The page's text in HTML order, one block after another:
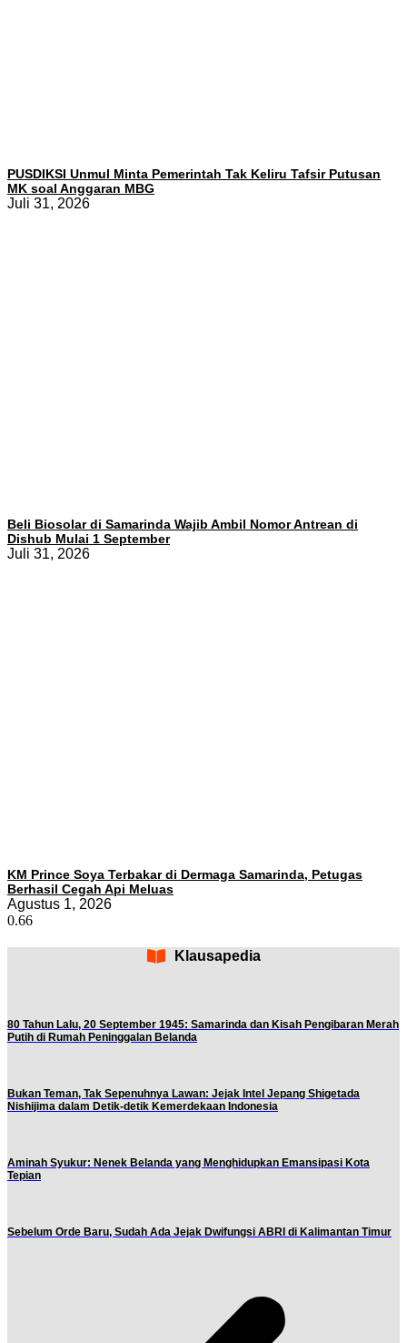
PUSDIKSI Unmul Minta Pemerintah Tak Keliru Tafsir Putusan
MK soal Anggaran MBG
Juli 31, 2026
Beli Biosolar di Samarinda Wajib Ambil Nomor Antrean di
Dishub Mulai 1 September
Juli 31, 2026
KM Prince Soya Terbakar di Dermaga Samarinda, Petugas
Berhasil Cegah Api Meluas
Agustus 1, 2026
Klausapedia
80 Tahun Lalu, 20 September 1945: Samarinda dan Kisah Pengibaran Merah
Putih di Rumah Peninggalan Belanda
Bukan Teman, Tak Sepenuhnya Lawan: Jejak Intel Jepang Shigetada
Nishijima dalam Detik-detik Kemerdekaan Indonesia
Aminah Syukur: Nenek Belanda yang Menghidupkan Emansipasi Kota
Tepian
Sebelum Orde Baru, Sudah Ada Jejak Dwifungsi ABRI di Kalimantan Timur